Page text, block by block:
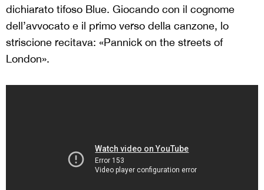
dichiarato tifoso Blue. Giocando con il cognome
dell’avvocato e il primo verso della canzone, lo
striscione recitava: «Pannick on the streets of
London».